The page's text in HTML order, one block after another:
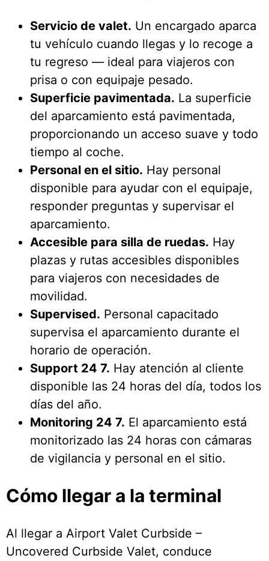
Servicio de valet. Un encargado aparca
tu vehículo cuando llegas y lo recoge a
tu regreso — ideal para viajeros con
prisa o con equipaje pesado.
Superficie pavimentada. La superficie
del aparcamiento está pavimentada,
proporcionando un acceso suave y todo
tiempo al coche.
Personal en el sitio. Hay personal
disponible para ayudar con el equipaje,
responder preguntas y supervisar el
aparcamiento.
Accesible para silla de ruedas. Hay
plazas y rutas accesibles disponibles
para viajeros con necesidades de
movilidad.
Supervised. Personal capacitado
supervisa el aparcamiento durante el
horario de operación.
Support 24 7. Hay atención al cliente
disponible las 24 horas del día, todos los
días del año.
Monitoring 24 7. El aparcamiento está
monitorizado las 24 horas con cámaras
de vigilancia y personal en el sitio.
Cómo llegar a la terminal
Al llegar a Airport Valet Curbside –
Uncovered Curbside Valet, conduce